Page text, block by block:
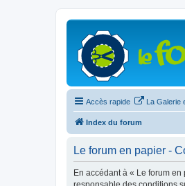
Accès rapide La Galerie
Index du forum
Le forum en papier -
En accédant à « Le forum